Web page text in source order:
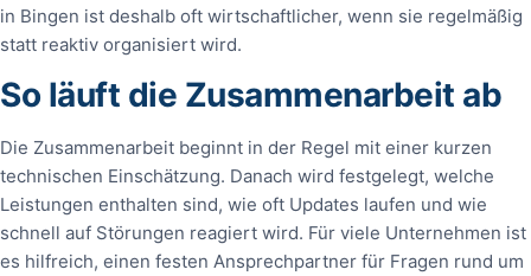
in Bingen ist deshalb oft wirtschaftlicher, wenn sie regelmäßig
statt reaktiv organisiert wird.
So läuft die Zusammenarbeit ab
Die Zusammenarbeit beginnt in der Regel mit einer kurzen
technischen Einschätzung. Danach wird festgelegt, welche
Leistungen enthalten sind, wie oft Updates laufen und wie
schnell auf Störungen reagiert wird. Für viele Unternehmen ist
es hilfreich, einen festen Ansprechpartner für Fragen rund um